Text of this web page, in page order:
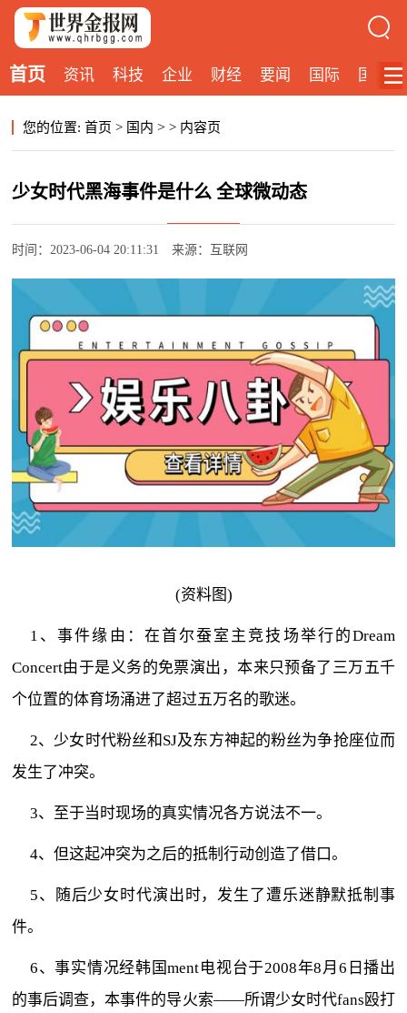
首页 资讯 科技 企业 财经 要闻 国际 国内
您的位置: 首页 > 国内 > > 内容页
少女时代黑海事件是什么 全球微动态
时间：2023-06-04 20:11:31 来源：互联网
(资料图)
1、事件缘由：在首尔蚕室主竞技场举行的Dream
Concert由于是义务的免票演出，本来只预备了三万五千
个位置的体育场涌进了超过五万名的歌迷。
2、少女时代粉丝和SJ及东方神起的粉丝为争抢座位而
发生了冲突。
3、至于当时现场的真实情况各方说法不一。
4、但这起冲突为之后的抵制行动创造了借口。
5、随后少女时代演出时，发生了遭乐迷静默抵制事
件。
6、事实情况经韩国ment电视台于2008年8月6日播出
的事后调查，本事件的导火索——所谓少女时代fans殴打